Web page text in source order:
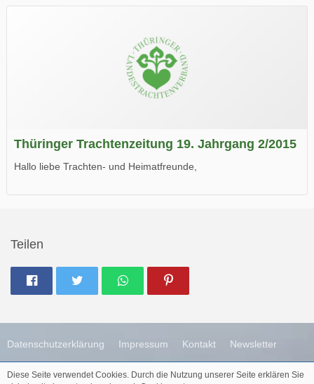
Wir wünschen Euch viel Spaß beim Lesen.
Thüringer Trachtenzeitung 19. Jahrgang 2/2015
Hallo liebe Trachten- und Heimatfreunde,
Teilen
Datenschutzerklärung Impressum Kontakt Newsletter
Diese Seite verwendet Cookies. Durch die Nutzung unserer Seite erklären Sie